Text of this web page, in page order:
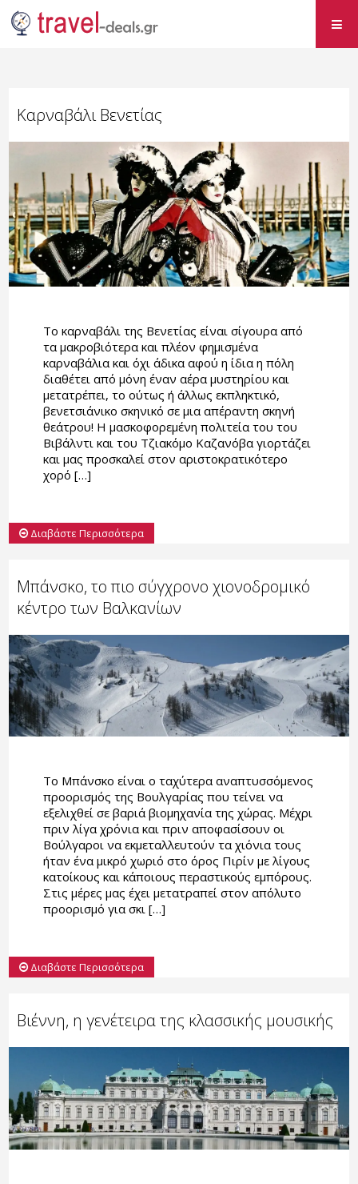
Καρναβάλι Βενετίας
Το καρναβάλι της Βενετίας είναι σίγουρα από
τα μακροβιότερα και πλέον φημισμένα
καρναβάλια και όχι άδικα αφού η ίδια η πόλη
διαθέτει από μόνη έναν αέρα μυστηρίου και
μετατρέπει, το ούτως ή άλλως εκπληκτικό,
βενετσιάνικο σκηνικό σε μια απέραντη σκηνή
θεάτρου! Η μασκοφορεμένη πολιτεία του του
Βιβάλντι και του Τζιακόμο Καζανόβα γιορτάζει
και μας προσκαλεί στον αριστοκρατικότερο
χορό […]
Διαβάστε Περισσότερα
Μπάνσκο, το πιο σύγχρονο χιονοδρομικό
κέντρο των Βαλκανίων
Το Μπάνσκο είναι ο ταχύτερα αναπτυσσόμενος
προορισμός της Βουλγαρίας που τείνει να
εξελιχθεί σε βαριά βιομηχανία της χώρας. Μέχρι
πριν λίγα χρόνια και πριν αποφασίσουν οι
Βούλγαροι να εκμεταλλευτούν τα χιόνια τους
ήταν ένα μικρό χωριό στο όρος Πιρίν με λίγους
κατοίκους και κάποιους περαστικούς εμπόρους.
Στις μέρες μας έχει μετατραπεί στον απόλυτο
προορισμό για σκι […]
Διαβάστε Περισσότερα
Βιέννη, η γενέτειρα της κλασσικής μουσικής